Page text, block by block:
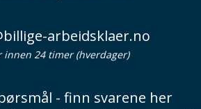
arbeidsklaer.no
innen 24 timer (hverdager)
- finn svarene her